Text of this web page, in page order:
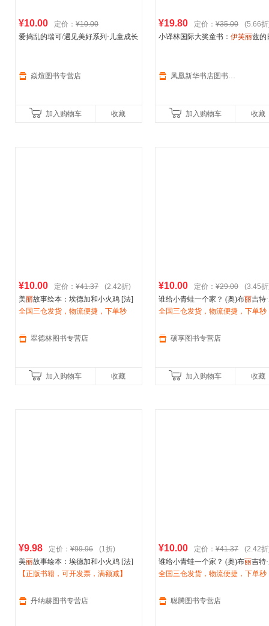
¥10.00 定价： ¥10.00
爱捣乱的瑞可/遇见美好系列·儿童成长
绘 中焱煊图书专营店
加入购物车 收藏
¥19.80 定价： ¥35.00
(5.66
小译林国际大奖童书： 伊芙丽兹的
正版
凤凰新华书店图书旗舰店
加入购物车 收藏
¥10.00 定价： ¥41.37
(2.42折)
美丽故事绘本：埃德加和小火鸡 [法]
伊芙·卡拉努 绘 新蕾出版社【正版】
全国三仓发货，物流便捷，下单秒
翠德林图书专营店
加入购物车 收藏
¥10.00 定价： ¥29.00
(3.45
谁给小青蛙一个家？ (奥)布丽吉特
宁格(法)伊芙·塔勒 杨玲玲,彭懿 新
全国三仓发货，物流便捷，下单秒
硕享图书专营店
加入购物车 收藏
¥9.98 定价： ¥99.96
(1折)
美丽故事绘本：埃德加和小火鸡 [法]
伊芙·卡拉努 绘 新蕾出版社 978753075
【正版书籍，可开发票，满额减】
丹纳赫图书专营店
¥10.00 定价： ¥41.37
(2.42
谁给小青蛙一个家？ (奥)布丽吉特
宁格(法)伊芙·塔勒 杨玲玲,彭懿 新
全国三仓发货，物流便捷，下单秒
聪腾图书专营店